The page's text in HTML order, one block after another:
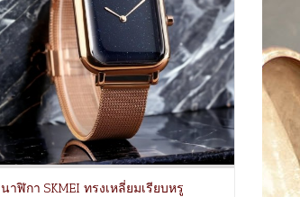
นาฬิกา SKMEI ทรงเหลี่ยมเรียบหรู